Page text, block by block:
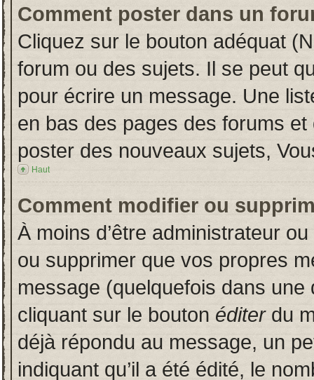
Comment poster dans un
Cliquez sur le bouton adéquat
forum ou des sujets. Il se peut
pour écrire un message. Une
en bas des pages des forums
poster des nouveaux sujets,
Haut
Comment modifier ou
À moins d’être administrateur
ou supprimer que vos propres
message (quelquefois dans
cliquant sur le bouton éditerdu
déjà répondu au message, un
indiquant qu’il a été édité, le